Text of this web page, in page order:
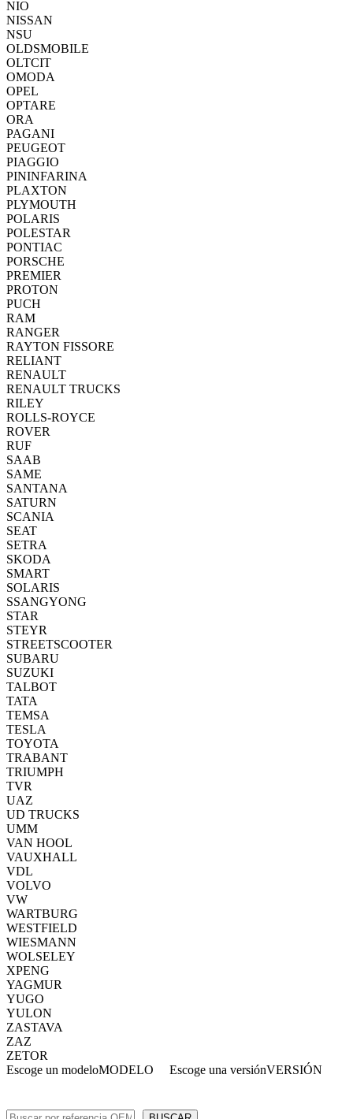
NIO
NISSAN
NSU
OLDSMOBILE
OLTCIT
OMODA
OPEL
OPTARE
ORA
PAGANI
PEUGEOT
PIAGGIO
PININFARINA
PLAXTON
PLYMOUTH
POLARIS
POLESTAR
PONTIAC
PORSCHE
PREMIER
PROTON
PUCH
RAM
RANGER
RAYTON FISSORE
RELIANT
RENAULT
RENAULT TRUCKS
RILEY
ROLLS-ROYCE
ROVER
RUF
SAAB
SAME
SANTANA
SATURN
SCANIA
SEAT
SETRA
SKODA
SMART
SOLARIS
SSANGYONG
STAR
STEYR
STREETSCOOTER
SUBARU
SUZUKI
TALBOT
TATA
TEMSA
TESLA
TOYOTA
TRABANT
TRIUMPH
TVR
UAZ
UD TRUCKS
UMM
VAN HOOL
VAUXHALL
VDL
VOLVO
VW
WARTBURG
WESTFIELD
WIESMANN
WOLSELEY
XPENG
YAGMUR
YUGO
YULON
ZASTAVA
ZAZ
ZETOR
Escoge un modeloMODELO Escoge una versiónVERSIÓN